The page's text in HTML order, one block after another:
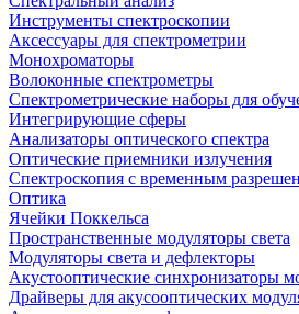
Инструменты спектроскопии
Аксессуары для спектрометрии
Монохроматоры
Волоконные спектрометры
Спектрометрические наборы для
Интегрирующие сферы
Анализаторы оптического спектра
Оптические приемники излучения
Спектроскопия с временным
Оптика
Ячейки Поккельса
Пространственные модуляторы света
Модуляторы света и дефлекторы
Акустооптические синхронизаторы
Драйверы для акусооптических